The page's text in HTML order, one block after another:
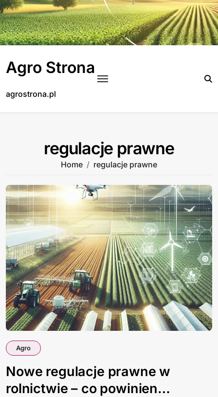
Skip
to
content
Agro Strona
agrostrona.pl
regulacje prawne
Home regulacje prawne
Agro
Nowe regulacje prawne w
rolnictwie – co powinien